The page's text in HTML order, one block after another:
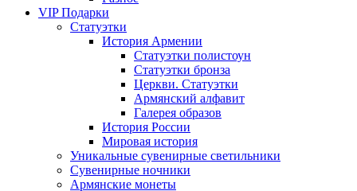
VIP Подарки
Статуэтки
История Армении
Статуэтки полистоун
Статуэтки бронза
Церкви. Статуэтки
Армянский алфавит
Галерея образов
История России
Мировая история
Уникальные сувенирные светильники
Сувенирные ночники
Армянские монеты